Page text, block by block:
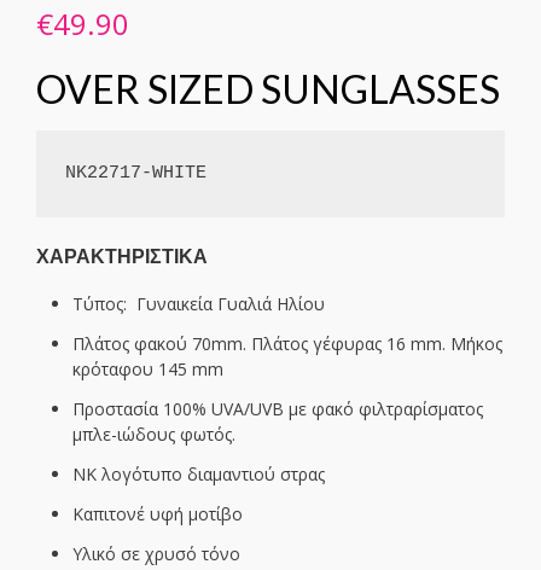
€49.90
OVER SIZED SUNGLASSES
NK22717-WHITE
ΧΑΡΑΚΤΗΡΙΣΤΙΚΑ
Τύπος: Γυναικεία Γυαλιά Ηλίου
Πλάτος φακού 70mm. Πλάτος γέφυρας 16 mm. Μήκος
κρόταφου 145 mm
Προστασία 100% UVA/UVB με φακό φιλτραρίσματος
μπλε-ιώδους φωτός.
NK λογότυπο διαμαντιού στρας
Καπιτονέ υφή μοτίβο
Υλικό σε χρυσό τόνο